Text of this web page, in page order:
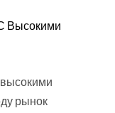
Высокими
высокими
рынок